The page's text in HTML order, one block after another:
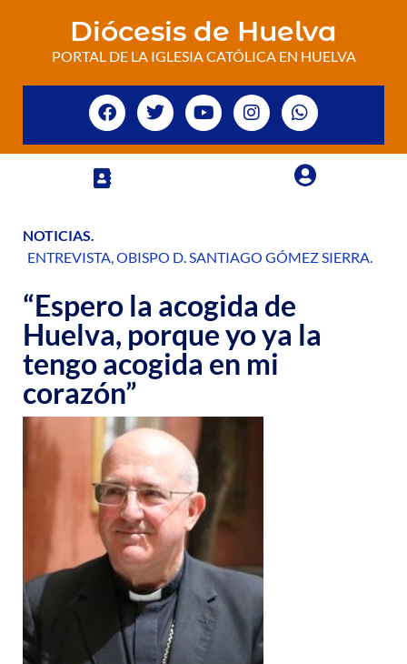
Diócesis de Huelva
PORTAL DE LA IGLESIA CATÓLICA EN HUELVA
NOTICIAS.
ENTREVISTA,OBISPO D. SANTIAGO GÓMEZ SIERRA.
“Espero la acogida de
Huelva, porque yo ya la
tengo acogida en mi
corazón”